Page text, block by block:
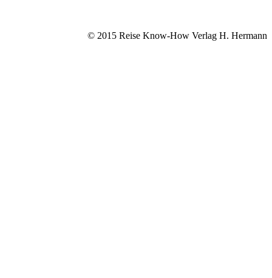
© 2015 Reise Know-How Verlag H. Hermann